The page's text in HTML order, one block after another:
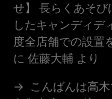
せ】 長らくあそび
したキャンディデ
度全店舗での設置
に佐藤大輔 より
こんばんは高